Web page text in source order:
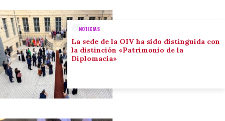
NOTICIAS
La sede de la OIV ha sido distinguida con
la distinción «Patrimonio de la
Diplomacia»